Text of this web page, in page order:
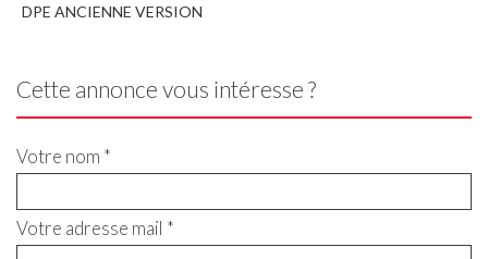
DPE ANCIENNE VERSION
Cette annonce vous intéresse ?
Votre nom *
Votre adresse mail *